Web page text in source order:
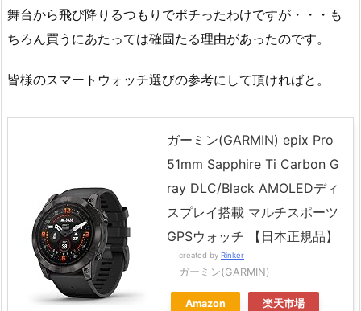
舞台から飛び降りるつもりでポチったわけですが・・・も
ちろん買うにあたっては確固たる理由があったのです。
皆様のスマートウォッチ選びの参考にして頂ければと。
ガーミン(GARMIN) epix Pro
51mm Sapphire Ti Carbon G
ray DLC/Black AMOLEDディ
スプレイ搭載 マルチスポーツ
GPSウォッチ 【日本正規品】
created by Rinker
ガーミン(GARMIN)
Amazon 楽天市場